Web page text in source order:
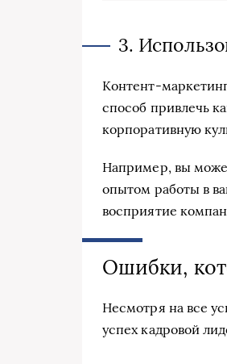
3.
Контент-
способ привлечь
корпоративную
Например, вы
опытом работы в
восприятие
Ошибки,
Несмотря на все
успех кадровой